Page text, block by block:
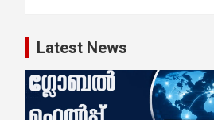
Latest News